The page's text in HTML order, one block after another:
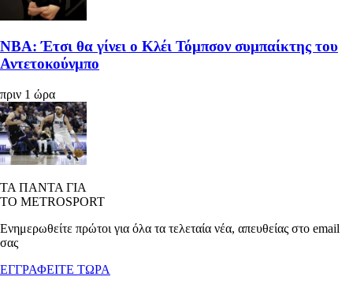
ΝΒΑ: Έτσι θα γίνει ο Κλέι Τόμπσον συμπαίκτης του
Αντετοκούνμπο
πριν 1 ώρα
ΤΑ ΠΑΝΤΑ ΓΙΑ
ΤΟ METROSPORT
Ενημερωθείτε πρώτοι για όλα τα τελεταία νέα, απευθείας στο email
σας
ΕΓΓΡΑΦΕΙΤΕ ΤΩΡΑ